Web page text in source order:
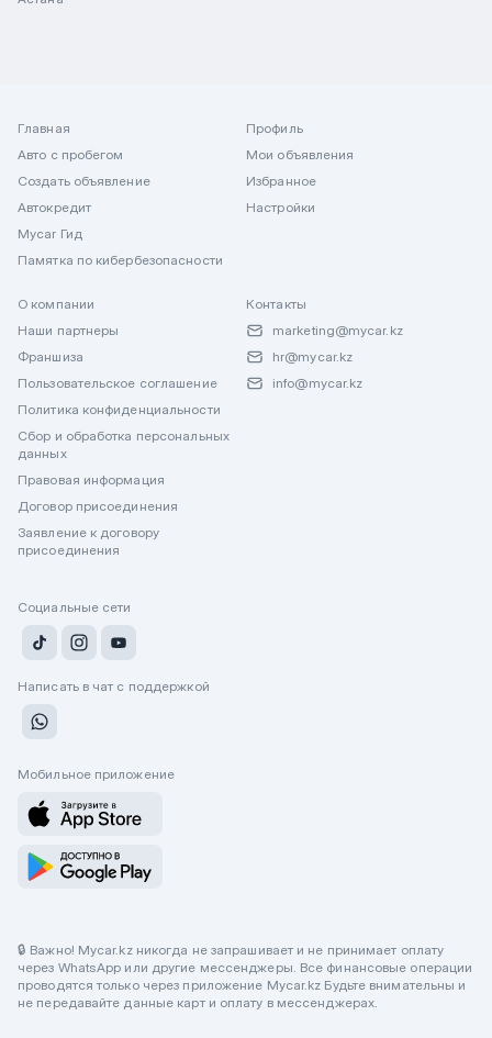
Главная
Авто с пробегом
Создать объявление
Автокредит
Mycar Гид
Памятка по кибербезопасности
Профиль
Мои объявления
Избранное
Настройки
О компании
Наши партнеры
Франшиза
Пользовательское соглашение
Политика конфиденциальности
Сбор и обработка персональных
данных
Правовая информация
Договор присоединения
Заявление к договору
присоединения
Контакты
marketing@mycar.kz
hr@mycar.kz
info@mycar.kz
Социальные сети
Написать в чат с поддержкой
Мобильное приложение
🔒 Важно! Mycar.kz никогда не запрашивает и не принимает оплату
через WhatsApp или другие мессенджеры. Все финансовые операции
проводятся только через приложение Mycar.kz Будьте внимательны и
не передавайте данные карт и оплату в мессенджерах.